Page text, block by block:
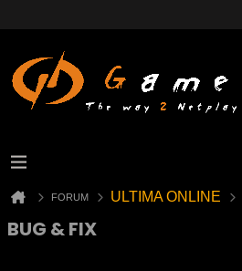
FORUM ULTIMA ONLINE
BUG & FIX